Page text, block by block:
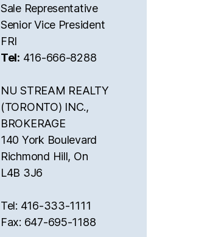
Sale Representative
Senior Vice President
FRI
Tel: 416-666-8288
NU STREAM REALTY
(TORONTO) INC.,
BROKERAGE
140 York Boulevard
Richmond Hill, On
L4B 3J6
Tel: 416-333-1111
Fax: 647-695-1188